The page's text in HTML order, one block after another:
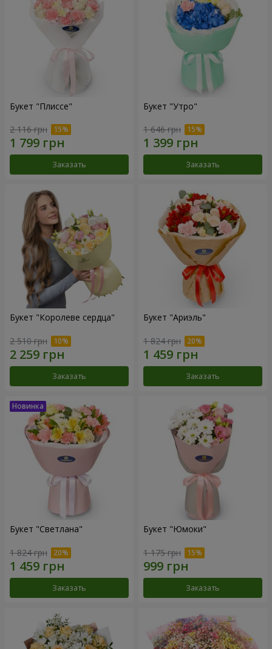
Букет "Плиссе"
2 116 грн
Заказать
Букет "Утро"
1 646 грн
Заказать
Букет "Королеве сердца"
2 510 грн
Заказать
Букет "Ариэль"
1 824 грн
Заказать
Букет "Светлана"
1 824 грн
Заказать
Букет "Юмоки"
1 175 грн
Заказать